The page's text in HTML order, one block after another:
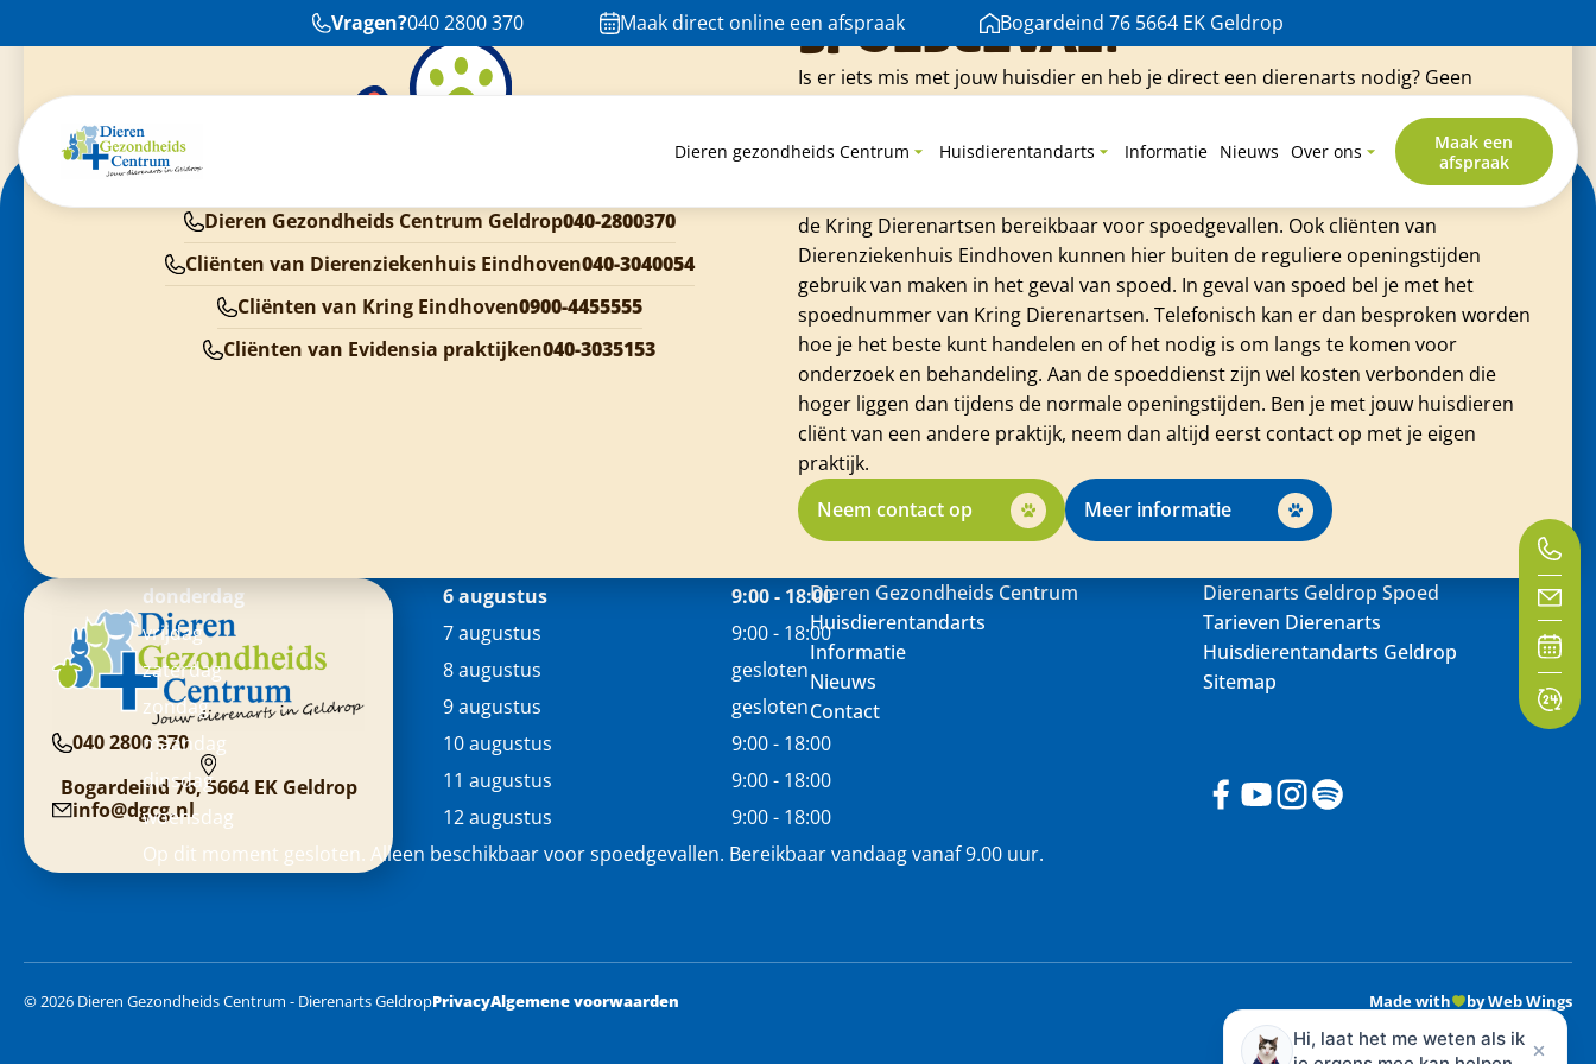
Vragen?040 2800 370 Maak direct online een afspraak Bogardeind 76 5664 EK Geldrop
Dieren gezondheids Centrum Huisdierentandarts Informatie Nieuws Over ons
Maak een
afspraak
Slecht te bereiken met de auto als in er is geen parkeerplaats. Verder een goede en behulpzame praktijk
Dieren Gezondheids Centrum Geldrop040-2800370
Cliënten van Dierenziekenhuis Eindhoven040-3040054
Cliënten van Kring Eindhoven0900-4455555
Cliënten van Evidensia praktijken040-3035153
Spoedgeval?
Is er iets mis met jouw huisdier en heb je direct een dierenarts nodig? Geen
buiten openingstijden. Dieren Gezondheids Centrum Geldrop werkt samen met
de Kring Dierenartsen Eindhoven e.o. waar je als cliënt van Dieren Gezondheids
de Kring Dierenartsen bereikbaar voor spoedgevallen. Ook cliënten van
Dierenziekenhuis Eindhoven kunnen hier buiten de reguliere openingstijden
gebruik van maken in het geval van spoed. In geval van spoed bel je met het
spoednummer van Kring Dierenartsen. Telefonisch kan er dan besproken worden
hoe je het beste kunt handelen en of het nodig is om langs te komen voor
onderzoek en behandeling. Aan de spoeddienst zijn wel kosten verbonden die
hoger liggen dan tijdens de normale openingstijden. Ben je met jouw huisdieren
cliënt van een andere praktijk, neem dan altijd eerst contact op met je eigen
praktijk.
Neem contact op
Meer informatie
040 2800 370
Bogardeind 76, 5664 EK Geldrop
info@dgcg.nl
donderdag 6 augustus
9:00 - 18:00
vrijdag
7 augustus
9:00 - 18:00
zaterdag
8 augustus
gesloten
zondag
9 augustus
gesloten
maandag
10 augustus
9:00 - 18:00
dinsdag
11 augustus
9:00 - 18:00
woensdag
12 augustus
9:00 - 18:00
Op dit moment gesloten. Alleen beschikbaar voor spoedgevallen. Bereikbaar vandaag vanaf 9.00 uur.
Dieren Gezondheids Centrum
Huisdierentandarts
Informatie
Nieuws
Contact
Dierenarts Geldrop Spoed
Tarieven Dierenarts
Huisdierentandarts Geldrop
Sitemap
© 2026 Dieren Gezondheids Centrum - Dierenarts GeldropPrivacyAlgemene voorwaarden Made with by Web Wings
Hi, laat het me weten als ik